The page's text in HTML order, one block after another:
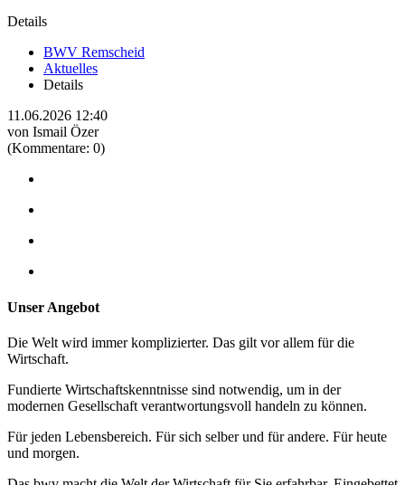
Details
BWV Remscheid
Aktuelles
Details
11.06.2026 12:40
von Ismail Özer
(Kommentare: 0)
Unser Angebot
Die Welt wird immer komplizierter. Das gilt vor allem für die
Wirtschaft.
Fundierte Wirtschaftskenntnisse sind notwendig, um in der
modernen Gesellschaft verantwortungsvoll handeln zu können.
Für jeden Lebensbereich. Für sich selber und für andere. Für heute
und morgen.